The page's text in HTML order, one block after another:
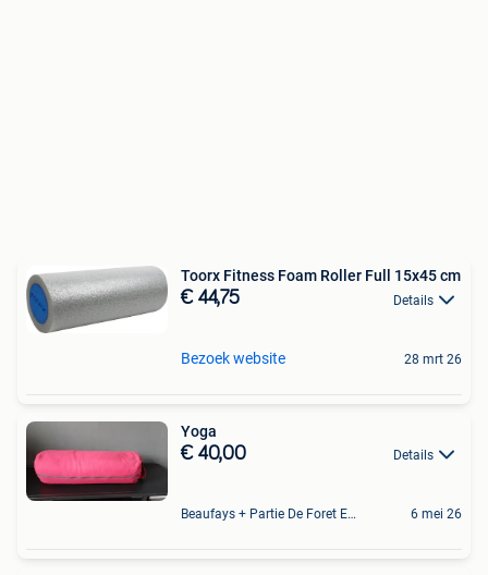
Toorx Fitness Foam Roller Full 15x45 cm
€ 44,75 Details
Bezoek website 28 mrt 26
Yoga
€ 40,00 Details
Beaufays + Partie De Foret Et De Tilff 6 mei 26